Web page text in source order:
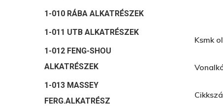
Hit enter to search or ESC to close
1-010 RÁBA ALKATRÉSZEK
1-011 UTB ALKATRÉSZEK
1-012 FENG-SHOU
ALKATRÉSZEK
1-013 MASSEY
FERG.ALKATRÉSZ
Ksmk